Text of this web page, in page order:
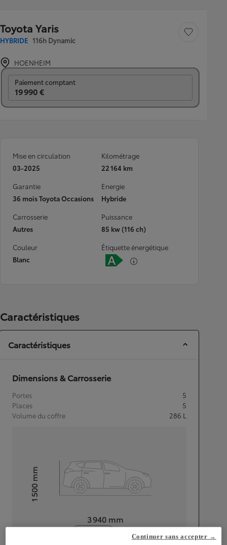
Toyota Yaris
HYBRIDE 116h Dynamic
Sauvegarder le
HOENHEIM
Paiement comptant
19 990 €
Mise en circulation
03-2025
Kilométrage
22 164 km
Garantie
36 mois Toyota Occasions
Energie
Hybride
Carrosserie
Autres
Puissance
85 kw (116 ch)
Couleur
Blanc
Étiquette énergétique
Caractéristiques
Caractéristiques
Dimensions & Carrosserie
Portes
5
Places
5
Volume du coffre
286 L
3 940 mm
Hauteur1 500
mm
Continuer sans accepter →